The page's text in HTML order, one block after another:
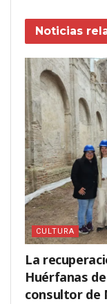
Noticias
CULTURA
La
Huérfanas
consultor de